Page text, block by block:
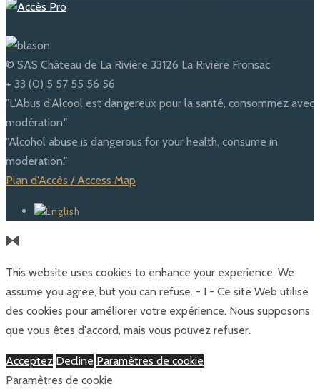
© SAS Château de La Rivière 33126 La Rivière Fronsac
+ 33 (0) 5 57 55 56 56
"L'Abus d'Alcool est dangereux pour la santé, consommez avec
modération."
"Alcohol abuse is dangerous for your health, consume in
moderation."
Plan d'Accès / Access Map
This website uses cookies to enhance your experience. We
assume you agree, but you can refuse. - I - Ce site Web utilise
des cookies pour améliorer votre expérience. Nous supposons
que vous êtes d'accord, mais vous pouvez refuser.
Acceptez Decline Paramètres de cookie
Paramètres de cookie